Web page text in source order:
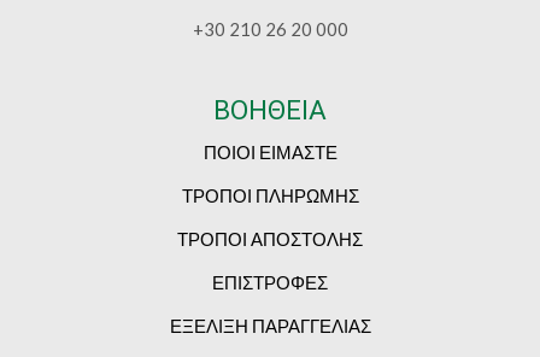
+30 210 26 20 000
ΒΟΗΘΕΙΑ
ΠΟΙΟΙ ΕΙΜΑΣΤΕ
ΤΡΟΠΟΙ ΠΛΗΡΩΜΗΣ
ΤΡΟΠΟΙ ΑΠΟΣΤΟΛΗΣ
ΕΠΙΣΤΡΟΦΕΣ
ΕΞΕΛΙΞΗ ΠΑΡΑΓΓΕΛΙΑΣ